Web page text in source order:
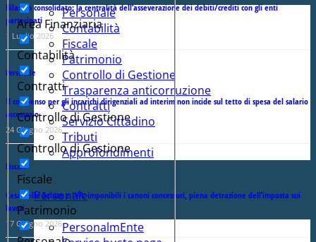
Personale
Contabilità
Fiscale
Patrimonio
Controllo di Gestione
Trasparenza anticorruzione
Contratti
Servizio Cittadino
Tributi
Approfondimenti
Personale
PersonalmEnte
Area Finanziaria
Contabilità
Contratti
Controllo di Gestione
Controllo di Gestione
Fiscale
Patrimonio
Bilancio consolidato: la centralità dell’asseverazione dei debiti/crediti con gli enti
partecipati
1 Luglio 2026
Personale
Il compenso per gli incarichi dirigenziali ad interim non incide sul tetto di spesa del salario
accessorio
24 Giugno 2026
Fiscale
Casa della Salute e IVA: imponibili i canoni concessori, piena detrazione dell’imposta sui
lavori
17 Giugno 2026